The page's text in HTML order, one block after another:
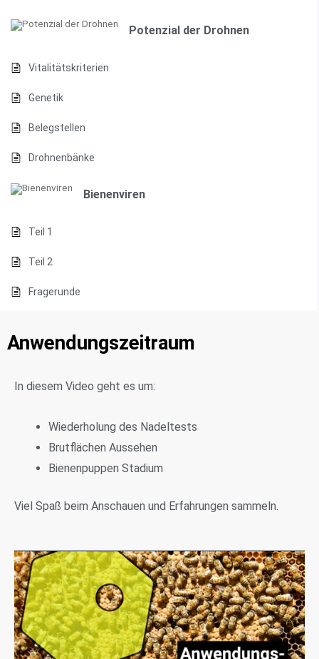
Potenzial der Drohnen
Vitalitätskriterien
Genetik
Belegstellen
Drohnenbänke
Bienenviren
Teil 1
Teil 2
Fragerunde
Anwendungszeitraum
In diesem Video geht es um:
Wiederholung des Nadeltests
Brutflächen Aussehen
Bienenpuppen Stadium
Viel Spaß beim Anschauen und Erfahrungen sammeln.